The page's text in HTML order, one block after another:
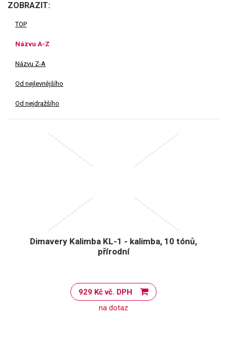
ZOBRAZIT:
TOP
Názvu A-Z
Názvu Z-A
Od nejlevnějšího
Od nejdražšího
Dimavery Kalimba KL-1 - kalimba, 10 tónů,
přírodní
929 Kč vč. DPH
na dotaz